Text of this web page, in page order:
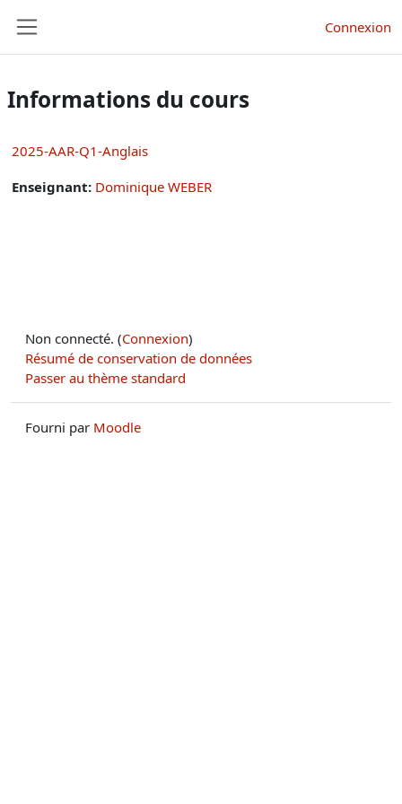
Connexion
Informations du cours
2025-AAR-Q1-Anglais
Enseignant: Dominique WEBER
Non connecté. (Connexion)
Résumé de conservation de données
Passer au thème standard
Fourni par Moodle